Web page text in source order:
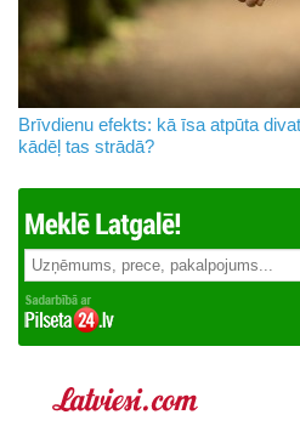
Brīvdienu efekts: kā īsa atpūta
kādēļ tas strādā?